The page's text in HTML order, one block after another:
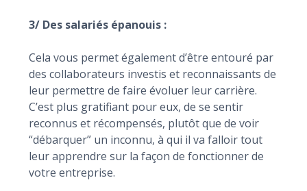
3/ Des salariés épanouis :
Cela vous permet également d’être entouré par
des collaborateurs investis et reconnaissants de
leur permettre de faire évoluer leur carrière.
C’est plus gratifiant pour eux, de se sentir
reconnus et récompensés, plutôt que de voir
“débarquer” un inconnu, à qui il va falloir tout
leur apprendre sur la façon de fonctionner de
votre entreprise.